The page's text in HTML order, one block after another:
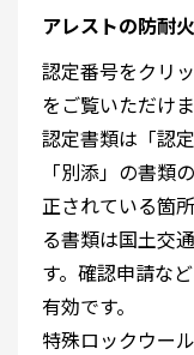
アレストの防耐
認定番号をクリ
をご覧いただけま
認定書類は「認
「別添」の書
正されている箇
る書類は国土交
す。確認申請な
有効です。
特殊ロックウー